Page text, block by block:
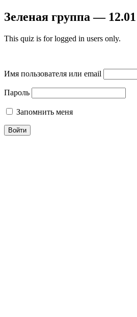
Зеленая группа — 12.01
This quiz is for logged in users only.
Имя пользователя или email
Пароль
Запомнить меня